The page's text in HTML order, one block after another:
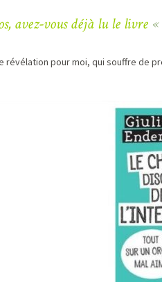
avez-vous déjà lu le livre
révélation pour moi, qui souffre de